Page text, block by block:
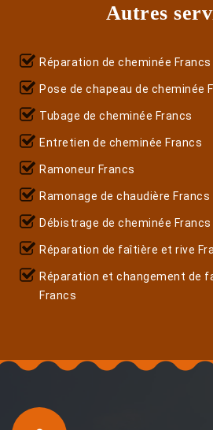
Autres
Réparation de cheminée Francs
Pose de chapeau de cheminée
Tubage de cheminée Francs
Entretien de cheminée Francs
Ramoneur Francs
Ramonage de chaudière Francs
Débistrage de cheminée Francs
Réparation de faîtière et rive
Réparation et changement de
Francs